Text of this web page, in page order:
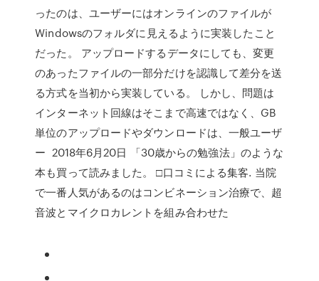
ったのは、ユーザーにはオンラインのファイルが
Windowsのフォルダに見えるように実装したこと
だった。 アップロードするデータにしても、変更
のあったファイルの一部分だけを認識して差分を送
る方式を当初から実装している。 しかし、問題は
インターネット回線はそこまで高速ではなく、GB
単位のアップロードやダウンロードは、一般ユーザ
ー 2018年6月20日 「30歳からの勉強法」のような
本も買って読みました。 □口コミによる集客. 当院
で一番人気があるのはコンビネーション治療で、超
音波とマイクロカレントを組み合わせた